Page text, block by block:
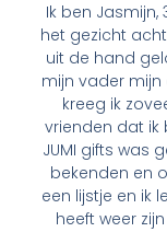
Ik ben
het gezicht
uit de hand
mijn vader mijn
kreeg ik
vrienden dat ik
JUMI gifts was
bekenden en
een lijstje en ik
heeft weer